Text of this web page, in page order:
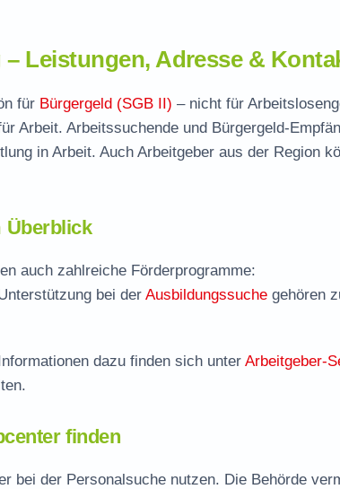
Leistungen, Adresse &
für Bürgergeld (SGB II) – nicht für
Arbeit. Arbeitssuchende und Bürgergeld-
in Arbeit. Auch Arbeitgeber aus der Region
Überblick
auch zahlreiche Förderprogramme:
bei der Ausbildungssuche gehören
dazu finden sich unter Arbeitgeber-
finden
bei der Personalsuche nutzen. Die Behörde